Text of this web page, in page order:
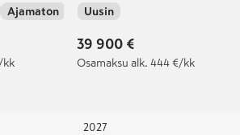
Ajamaton
kk
Uusin
39 900 €
Osamaksu alk. 444 €/kk
2027